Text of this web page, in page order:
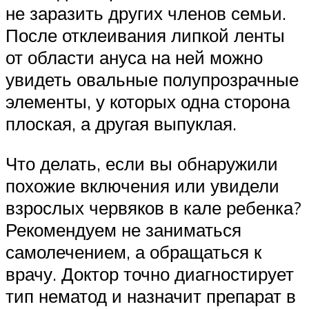
не заразить других членов семьи.
После отклеивания липкой ленты
от области ануса на ней можно
увидеть овальные полупрозрачные
элементы, у которых одна сторона
плоская, а другая выпуклая.
Что делать, если вы обнаружили
похожие включения или увидели
взрослых червяков в кале ребенка?
Рекомендуем не заниматься
самолечением, а обращаться к
врачу. Доктор точно диагностирует
тип нематод и назначит препарат в